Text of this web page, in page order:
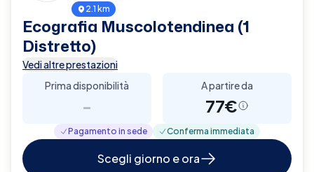
2.1 km
Ecografia Muscolotendinea (1
Distretto)
Vedi altre prestazioni
Prima disponibilità
-
A partire da
77€
Pagamento in sede Conferma immediata
Scegli giorno e ora